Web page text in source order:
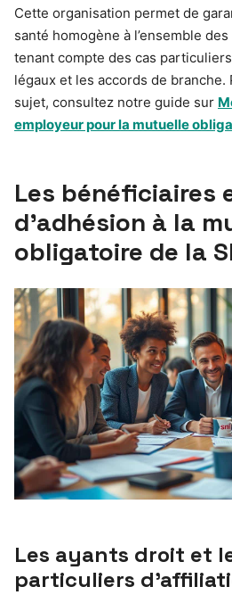
Cette organisation permet de
santé homogène à l’ensemble
tenant compte des cas
légaux et les accords de
sujet, consultez notre guide sur
employeur pour la mutuelle
Les bénéficiaires
d’adhésion à la
obligatoire de la
Les ayants droit et
particuliers